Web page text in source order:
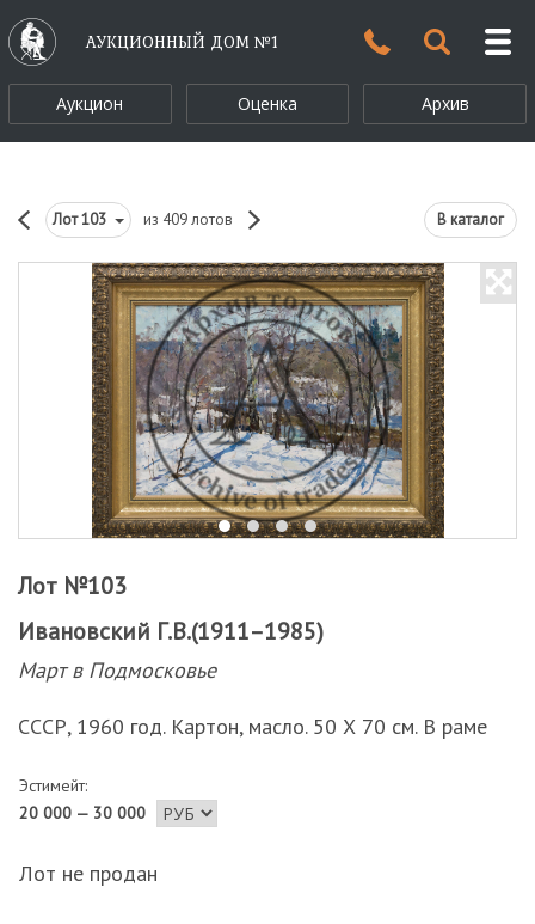
АУКЦИОННЫЙ ДОМ №1
Аукцион Оценка Архив
Лот103 из 409 лотов В каталог
Лот №103
Ивановский Г.В.(1911–1985)
Март в Подмосковье
СССР, 1960 год. Картон, масло. 50 Х 70 см. В раме
Эстимейт:
20 000 — 30 000
Лот не продан